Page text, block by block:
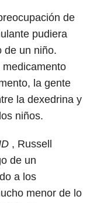
de
pudiera
de un niño.
la gente
la dexedrina y
niños.
, Russell
de un
a los
menor de lo